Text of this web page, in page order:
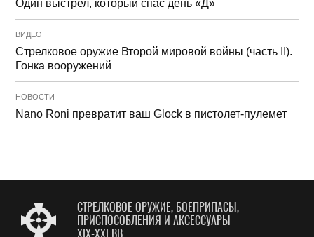
Один выстрел, который спас день «Д»
ВИДЕО
Стрелковое оружие Второй мировой войны (часть II).
Гонка вооружений
НОВОСТИ
Nano Roni превратит ваш Glock в пистолет-пулемет
СТРЕЛКОВОЕ ОРУЖИЕ, БОЕПРИПАСЫ,
ПРИСПОСОБЛЕНИЯ И АКСЕССУАРЫ
XIX-XXI ВВ